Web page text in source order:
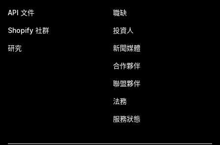
API 文件
Shopify 社群
研究
職缺
投資人
新聞媒體
合作夥伴
聯盟夥伴
法務
服務狀態